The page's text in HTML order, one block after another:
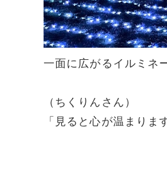
一面に広がるイルミネ
（ちくりんさん）
「見ると心が温まりま